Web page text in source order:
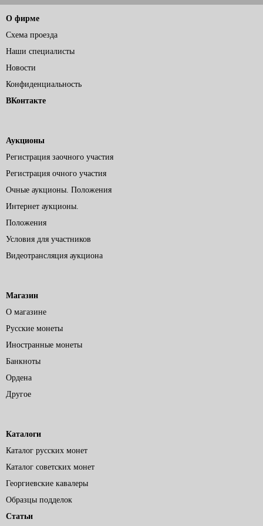
О фирме
Схема проезда
Наши специалисты
Новости
Конфиденциальность
ВКонтакте
Аукционы
Регистрация заочного участия
Регистрация очного участия
Очные аукционы. Положения
Интернет аукционы.
Положения
Условия для участников
Видеотрансляция аукциона
Магазин
О магазине
Русские монеты
Иностранные монеты
Банкноты
Ордена
Другое
Каталоги
Каталог русских монет
Каталог советских монет
Георгиевские кавалеры
Образцы подделок
Статьи